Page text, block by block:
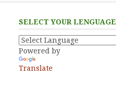
SELECT YOUR LENGUAGE
Powered by
Translate